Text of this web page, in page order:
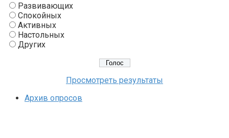
Развивающих
Спокойных
Активных
Настольных
Других
Просмотреть результаты
Архив опросов